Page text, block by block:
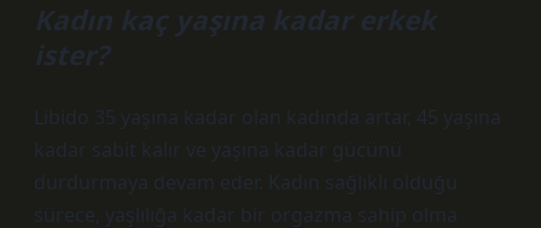
Kadın kaç yaşına kadar erkek
ister?
Libido 35 yaşına kadar olan kadında artar, 45 yaşına
kadar sabit kalır ve yaşına kadar gücünü
durdurmaya devam eder. Kadın sağlıklı olduğu
sürece, yaşlılığa kadar bir orgazma sahip olma